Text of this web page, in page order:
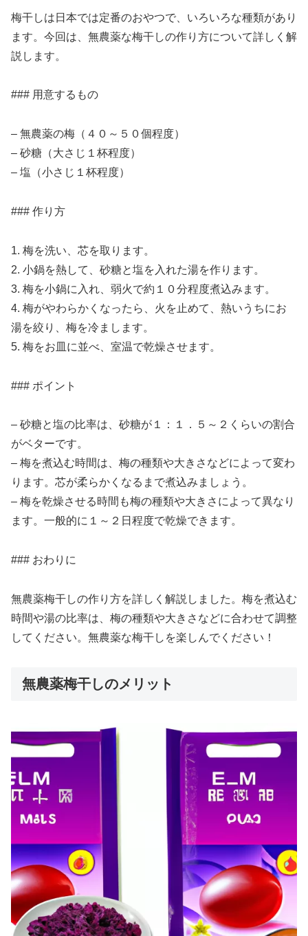
梅干しは日本では定番のおやつで、いろいろな種類があり
ます。今回は、無農薬な梅干しの作り方について詳しく解
説します。
### 用意するもの
– 無農薬の梅（４０～５０個程度）
– 砂糖（大さじ１杯程度）
– 塩（小さじ１杯程度）
### 作り方
1. 梅を洗い、芯を取ります。
2. 小鍋を熱して、砂糖と塩を入れた湯を作ります。
3. 梅を小鍋に入れ、弱火で約１０分程度煮込みます。
4. 梅がやわらかくなったら、火を止めて、熱いうちにお
湯を絞り、梅を冷まします。
5. 梅をお皿に並べ、室温で乾燥させます。
### ポイント
– 砂糖と塩の比率は、砂糖が１：１．５～２くらいの割合
がベターです。
– 梅を煮込む時間は、梅の種類や大きさなどによって変わ
ります。芯が柔らかくなるまで煮込みましょう。
– 梅を乾燥させる時間も梅の種類や大きさによって異なり
ます。一般的に１～２日程度で乾燥できます。
### おわりに
無農薬梅干しの作り方を詳しく解説しました。梅を煮込む
時間や湯の比率は、梅の種類や大きさなどに合わせて調整
してください。無農薬な梅干しを楽しんでください！
無農薬梅干しのメリット